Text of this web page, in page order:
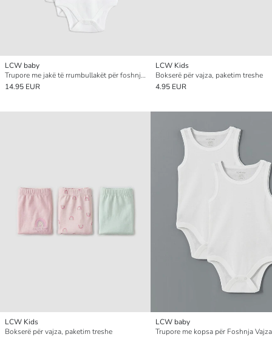
LCW baby
Trupore me jakë të rrumbullakët për foshnja vajza, me kopsa, paketim 3-copësh
14.95 EUR
LCW Kids
Bokserë për vajza, paketim treshe
4.95 EUR
LCW Kids
Bokserë për vajza, paketim treshe
LCW baby